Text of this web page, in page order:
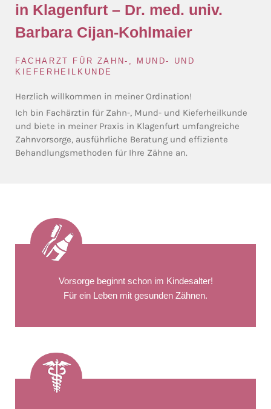
in Klagenfurt – Dr. med. univ.
Barbara Cijan-Kohlmaier
FACHARZT FÜR ZAHN-, MUND- UND
KIEFERHEILKUNDE
Herzlich willkommen in meiner Ordination!
Ich bin Fachärztin für Zahn-, Mund- und Kieferheilkunde
und biete in meiner Praxis in Klagenfurt umfangreiche
Zahnvorsorge, ausführliche Beratung und effiziente
Behandlungsmethoden für Ihre Zähne an.
Vorsorge beginnt schon im Kindesalter!
Für ein Leben mit gesunden Zähnen.